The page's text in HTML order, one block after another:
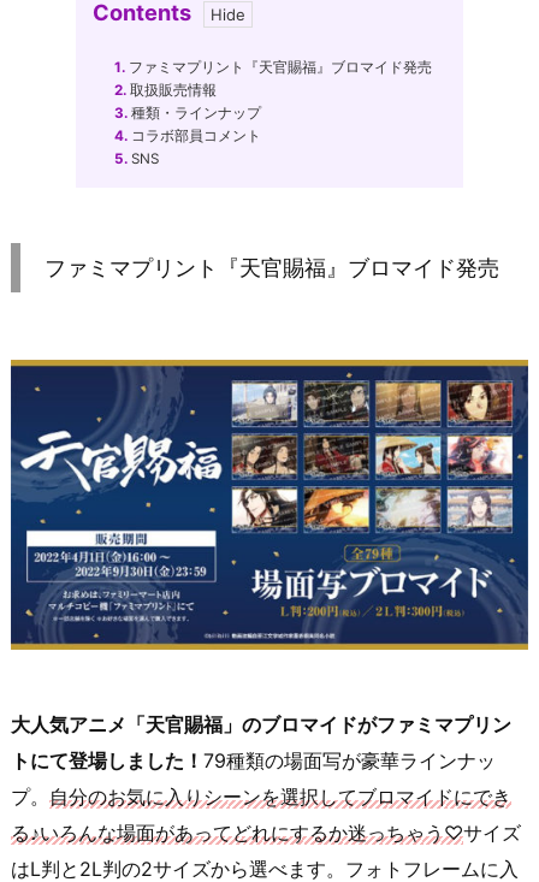
Contents
1. ファミマプリント『天官賜福』ブロマイド発売
2. 取扱販売情報
3. 種類・ラインナップ
4. コラボ部員コメント
5. SNS
ファミマプリント『天官賜福』ブロマイド発売
大人気アニメ「天官賜福」のブロマイドがファミマプリン
トにて登場しました！ 79種類の場面写が豪華ラインナッ
プ。 自分のお気に入りシーンを選択してブロマイドにでき
る♪いろんな場面があってどれにするか迷っちゃう♡サイズ
はL判と2L判の2サイズから選べます。フォトフレームに入